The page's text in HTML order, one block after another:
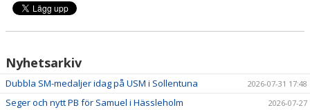
Nyhetsarkiv
Dubbla SM-medaljer idag på USM i Sollentuna 2026-07-31 17:48
Seger och nytt PB för Samuel i Hässleholm 2026-07-27